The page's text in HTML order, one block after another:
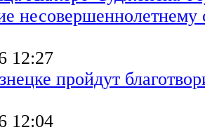
несовершеннолетнему
12:27
пройдут
12:04